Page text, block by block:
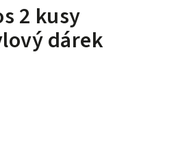
2 kusy
dárek